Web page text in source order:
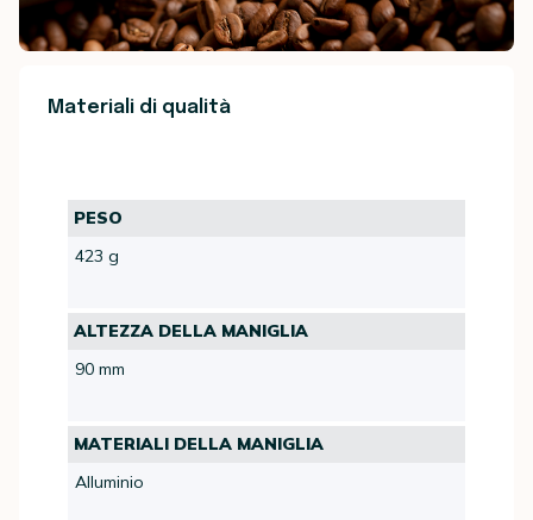
Materiali di qualità
PESO
423 g
ALTEZZA DELLA MANIGLIA
90 mm
MATERIALI DELLA MANIGLIA
Alluminio